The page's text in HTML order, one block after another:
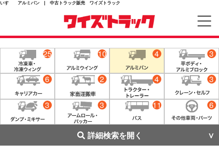
いすゞ アルミバン | 中古トラック販売 ワイズトラック
25 10 4 3
6 2 4 3
3 3 11 6
詳細検索を開く